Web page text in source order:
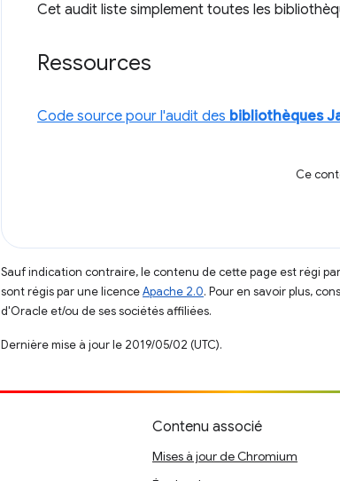
Cet audit liste simplement toutes les
Ressources
Code source pour l'audit des bibliothèques
Ce
Sauf indication contraire, le contenu de cette page est régi
sont régis par une licenceApache 2.0. Pour en savoir plus,
d'Oracle et/ou de ses sociétés affiliées.
Dernière mise à jour le 2019/05/02 (UTC).
Contenu associé
Mises à jour de Chromium